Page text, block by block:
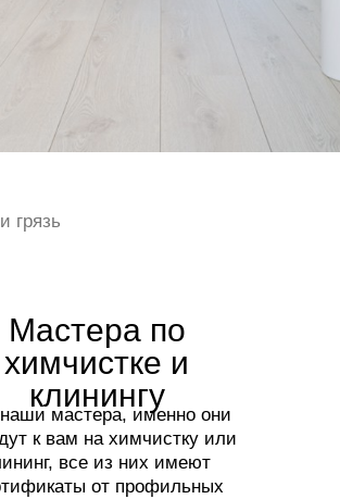
Мастера по
химчистке и
клинингу
мастера, именно они
к вам на химчистку или
все из них имеют
от профильных